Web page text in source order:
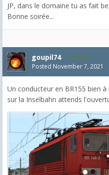
JP, dans le domaine tu as fait
Bonne soirée...
goupil74 2,545
Posted November 7, 2021
Un conducteur en BR155 bien
sur la Inselbahn attends